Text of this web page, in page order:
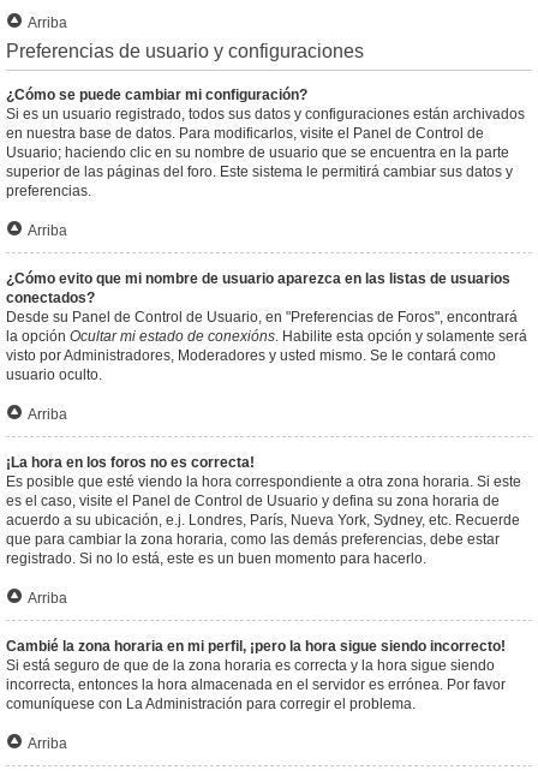
Arriba
Preferencias de usuario y configuraciones
¿Cómo se puede cambiar mi configuración?
Si es un usuario registrado, todos sus datos y configuraciones están archivados
en nuestra base de datos. Para modificarlos, visite el Panel de Control de
Usuario; haciendo clic en su nombre de usuario que se encuentra en la parte
superior de las páginas del foro. Este sistema le permitirá cambiar sus datos y
preferencias.
Arriba
¿Cómo evito que mi nombre de usuario aparezca en las listas de usuarios
conectados?
Desde su Panel de Control de Usuario, en "Preferencias de Foros", encontrará
la opción Ocultar mi estado de conexións. Habilite esta opción y solamente será
visto por Administradores, Moderadores y usted mismo. Se le contará como
usuario oculto.
Arriba
¡La hora en los foros no es correcta!
Es posible que esté viendo la hora correspondiente a otra zona horaria. Si este
es el caso, visite el Panel de Control de Usuario y defina su zona horaria de
acuerdo a su ubicación, e.j. Londres, París, Nueva York, Sydney, etc. Recuerde
que para cambiar la zona horaria, como las demás preferencias, debe estar
registrado. Si no lo está, este es un buen momento para hacerlo.
Arriba
Cambié la zona horaria en mi perfil, ¡pero la hora sigue siendo incorrecto!
Si está seguro de que de la zona horaria es correcta y la hora sigue siendo
incorrecta, entonces la hora almacenada en el servidor es errónea. Por favor
comuníquese con La Administración para corregir el problema.
Arriba